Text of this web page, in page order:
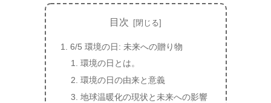
目次
6/5 環境の日: 未来への贈り物
環境の日とは。
環境の日の由来と意義
地球温暖化の現状と未来への影響